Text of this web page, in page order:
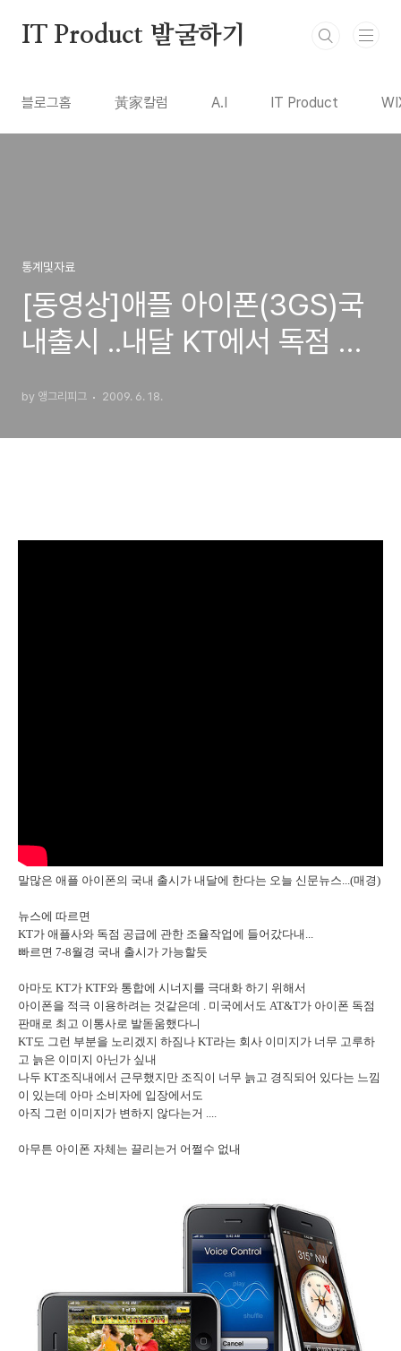
IT Product 발굴하기
블로그홈 黃家칼럼 A.I IT Product
통계및자료
[동영상]애플 아이폰(3GS)국
내출시 ..내달 KT에서 독점 공
by 앵그리피그 2009. 6. 18.
말많은 애플 아이폰의 국내 출시가 내달에 한다는 오늘 신문뉴스...(매경)
뉴스에 따르면
KT가 애플사와 독점 공급에 관한 조율작업에 들어갔다내...
빠르면 7-8월경 국내 출시가 가능할듯
아마도 KT가 KTF와 통합에 시너지를 극대화 하기 위해서
아이폰을 적극 이용하려는 것같은데 . 미국에서도 AT&T가 아이폰 독점
판매로 최고 이통사로 발돋움했다니
KT도 그런 부분을 노리겠지 하짐나 KT라는 회사 이미지가 너무 고루하
고 늙은 이미지 아닌가 싶내
나두 KT조직내에서 근무했지만 조직이 너무 늙고 경직되어 있다는 느낌
이 있는데 아마 소비자에 입장에서도
아직 그런 이미지가 변하지 않다는거 ....
아무튼 아이폰 자체는 끌리는거 어쩔수 없내